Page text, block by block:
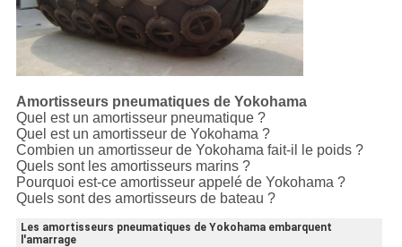
Amortisseurs pneumatiques de Yokohama
Quel est un amortisseur pneumatique ?
Quel est un amortisseur de Yokohama ?
Combien un amortisseur de Yokohama fait-il le poids ?
Quels sont les amortisseurs marins ?
Pourquoi est-ce amortisseur appelé de Yokohama ?
Quels sont des amortisseurs de bateau ?
Les amortisseurs pneumatiques de Yokohama embarquent
l'amarrage